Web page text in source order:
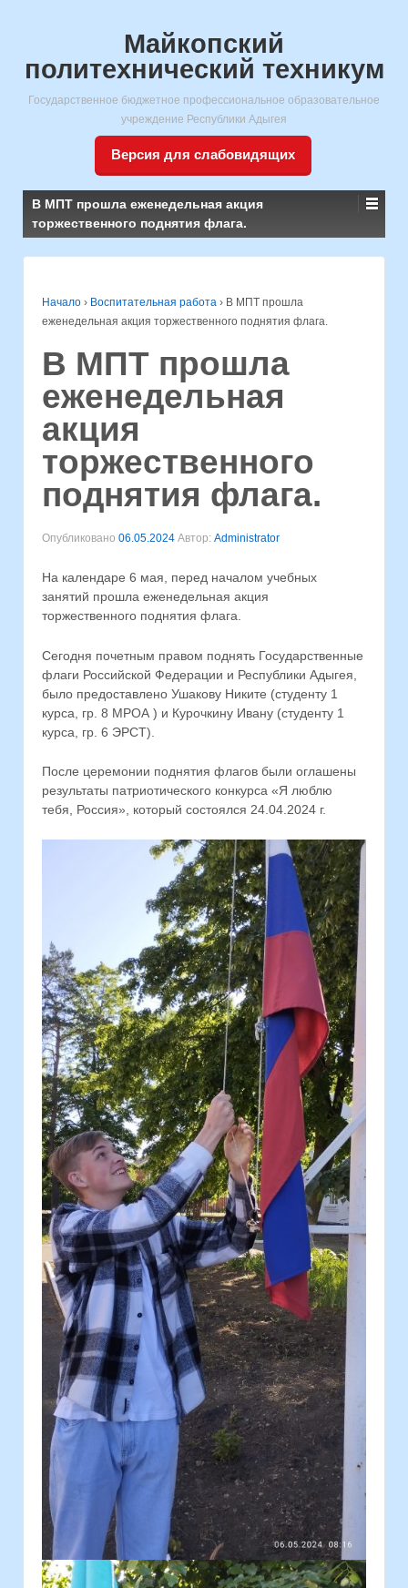
Майкопский
политехнический техникум
Государственное бюджетное профессиональное образовательное
учреждение Республики Адыгея
Версия для слабовидящих
В МПТ прошла еженедельная акция
торжественного поднятия флага.
Начало › Воспитательная работа › В МПТ прошла
еженедельная акция торжественного поднятия флага.
В МПТ прошла
еженедельная
акция
торжественного
поднятия флага.
Опубликовано 06.05.2024 Автор: Administrator
На календаре 6 мая, перед началом учебных
занятий прошла еженедельная акция
торжественного поднятия флага.
Сегодня почетным правом поднять Государственные
флаги Российской Федерации и Республики Адыгея,
было предоставлено Ушакову Никите (студенту 1
курса, гр. 8 МРОА ) и Курочкину Ивану (студенту 1
курса, гр. 6 ЭРСТ).
После церемонии поднятия флагов были оглашены
результаты патриотического конкурса «Я люблю
тебя, Россия», который состоялся 24.04.2024 г.